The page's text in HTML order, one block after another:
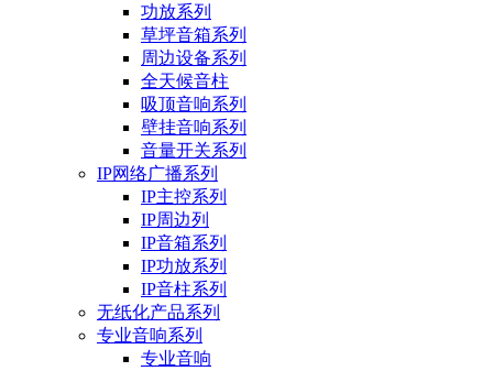
功放系列
草坪音箱系列
周边设备系列
全天候音柱
吸顶音响系列
壁挂音响系列
音量开关系列
IP网络广播系列
IP主控系列
IP周边列
IP音箱系列
IP功放系列
IP音柱系列
无纸化产品系列
专业音响系列
专业音响